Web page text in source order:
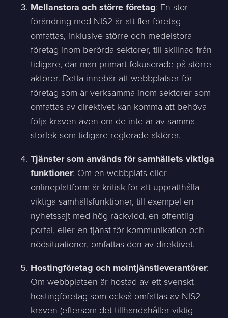
Mellanstora och större företag: En stor
förändring med NIS2 är att fler företag
omfattas, inklusive större och medelstora
företag inom berörda sektorer, till skillnad från
tidigare, där man primärt fokuserade på större
aktörer. Detta innebär att webbplatser för
företag som är verksamma inom sektorer som
omfattas av direktivet kan komma att behöva
följa kraven även om de inte är av samma
storlek som tidigare reglerade aktörer.
Tjänster som används för samhällets viktiga
funktioner: Om en webbplats eller
onlineplattform är kritisk för att upprätthålla
viktiga samhällsfunktioner, till exempel en
nyhetssajt med hög räckvidd, en offentlig
portal, eller en tjänst för kommunikation och
nödsituationer, omfattas den av direktivet.
Hostingföretag och molntjänstleverantörer:
Om webbplatsen är hostad av ett svenskt
hostingföretag som också omfattas av NIS2-
kraven (eftersom det tillhandahåller viktig